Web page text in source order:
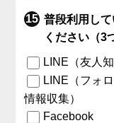
普段利用し
ください（3
LINE（友人
LINE（フォ
情報収集）
Facebook